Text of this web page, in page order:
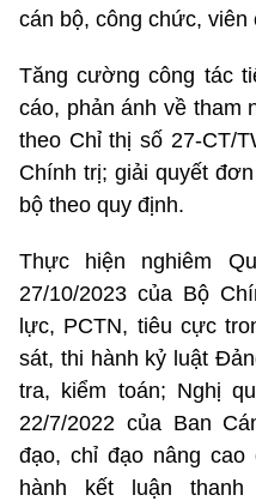
cán bộ, công chức,
Tăng cường công tác
cáo, phản ánh về tham
theo Chỉ thị số 27-CT/
Chính trị; giải quyết
bộ theo quy định.
Thực hiện nghiêm
27/10/2023 của Bộ
lực, PCTN, tiêu cực
sát, thi hành kỷ luật
tra, kiểm toán; Nghị
22/7/2022 của Ban
đạo, chỉ đạo nâng
hành kết luận